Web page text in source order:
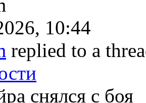
10:44
replied to a
снялся с боя